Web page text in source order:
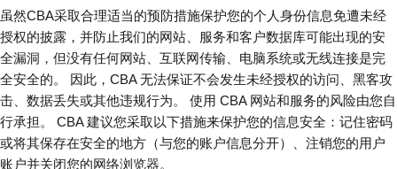
虽然CBA采取合理适当的预防措施保护您的个人身份信息免遭未经
授权的披露，并防止我们的网站、服务和客户数据库可能出现的安
全漏洞，但没有任何网站、互联网传输、电脑系统或无线连接是完
全安全的。 因此，CBA 无法保证不会发生未经授权的访问、黑客攻
击、数据丢失或其他违规行为。 使用 CBA 网站和服务的风险由您自
行承担。 CBA 建议您采取以下措施来保护您的信息安全：记住密码
或将其保存在安全的地方（与您的账户信息分开）、注销您的用户
账户并关闭您的网络浏览器。